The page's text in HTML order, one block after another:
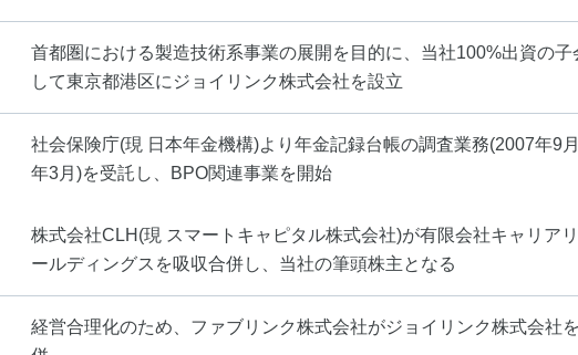
首都圏における製造技術系事業の展開を目的に、当社100%出資の子
して東京都港区にジョイリンク株式会社を設立
社会保険庁(現 日本年金機構)より年金記録台帳の調査業務(2007年9
年3月)を受託し、BPO関連事業を開始
株式会社CLH(現 スマートキャピタル株式会社)が有限会社キャリア
ールディングスを吸収合併し、当社の筆頭株主となる
経営合理化のため、ファブリンク株式会社がジョイリンク株式会社